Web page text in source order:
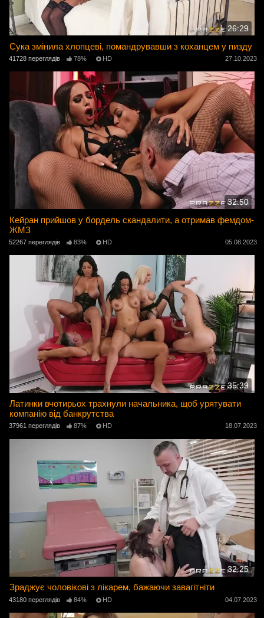
26:29
Сука змінила хлопцеві, помандрувавши з коханцем у пизду
41728 переглядів 78% HD 27.10.2023
32:50
Кейран прийшов у бордель скандалити, а отримав фемдом-
ЖМЗ
52267 переглядів 83% HD 05.08.2023
35:39
Латинки вчотирьох трахнули начальника, щоб урятувати
компанію від банкрутства
37961 переглядів 87% HD 18.07.2023
32:25
Зраджує чоловікові з лікарем, бажаючи завагітніти
43180 переглядів 84% HD 04.07.2023